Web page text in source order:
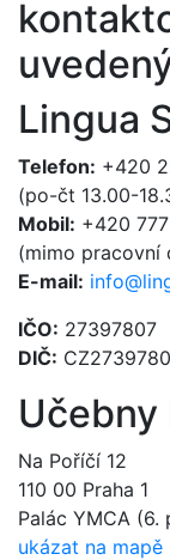
Lingua
Telefon: +420
(po-čt 13.00-
Mobil: +420
(mimo pracovní
E-mail:
IČO: 27397807
DIČ:
Učebny
Na Poříčí 12
110 00 Praha 1
Palác YMCA
ukázat na mapě